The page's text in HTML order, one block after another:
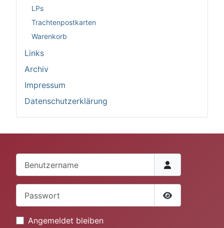
LPs
Trachtenpostkarten
Warenkorb
Links
Archiv
Impressum
Datenschutzerklärung
Passwort
Angemeldet bleiben